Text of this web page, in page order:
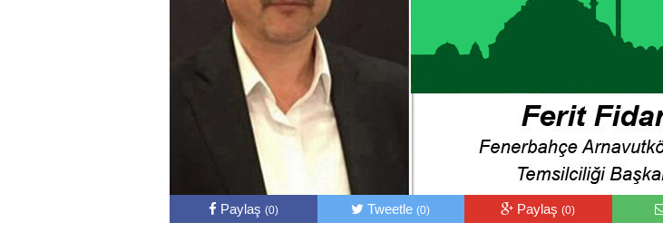
Paylaş (0) Tweetle(0) Paylaş(0)